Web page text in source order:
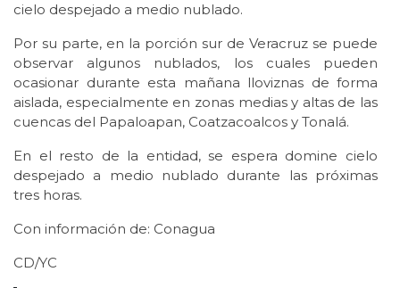
cielo despejado a medio nublado.
Por su parte, en la porción sur de Veracruz se puede
observar algunos nublados, los cuales pueden
ocasionar durante esta mañana lloviznas de forma
aislada, especialmente en zonas medias y altas de las
cuencas del Papaloapan, Coatzacoalcos y Tonalá.
En el resto de la entidad, se espera domine cielo
despejado a medio nublado durante las próximas
tres horas.
Con información de: Conagua
CD/YC